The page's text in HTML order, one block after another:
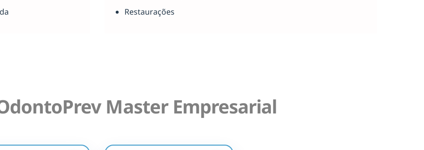
Restaurações
Master Empresarial